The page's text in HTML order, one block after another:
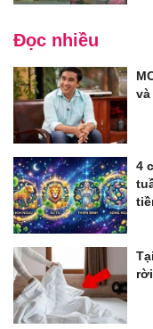
Đọc nhiều
4